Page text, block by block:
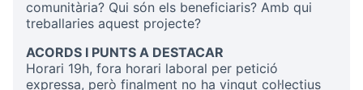
comunitària? Qui són els beneficiaris? Amb qui
treballaries aquest projecte?
ACORDS I PUNTS A DESTACAR
Horari 19h, fora horari laboral per petició
expressa, però finalment no ha vingut col·lectius